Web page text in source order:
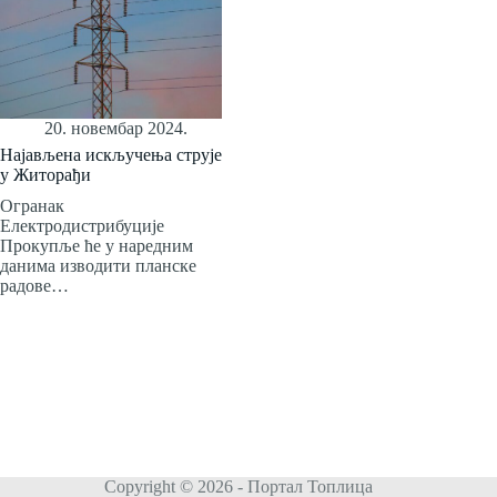
20. новембар 2024.
Најављена искључења струје
у Житорађи
Огранак
Електродистрибуције
Прокупље ће у наредним
данима изводити планске
радове…
Copyright © 2026 - Портал Топлица